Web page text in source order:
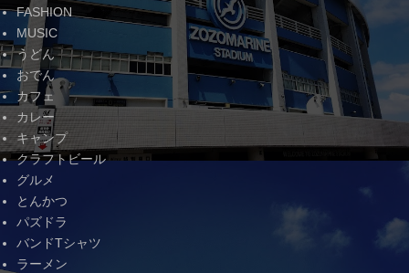
FASHION
MUSIC
うどん
おでん
カフェ
カレー
キャンプ
クラフトビール
グルメ
とんかつ
パズドラ
バンドTシャツ
ラーメン